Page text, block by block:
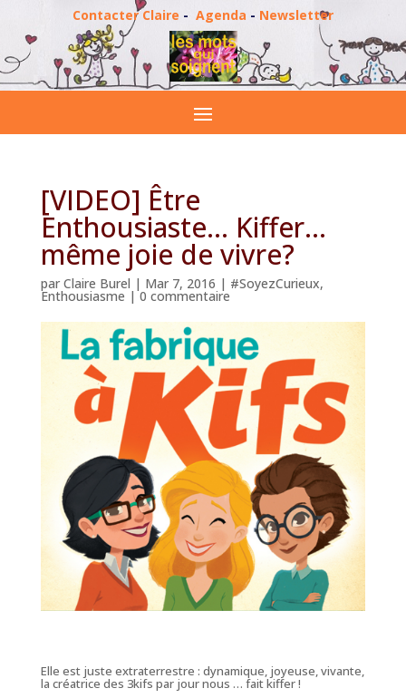
Contacter Claire - Agenda - Newsletter
[VIDEO] Être
Enthousiaste… Kiffer…
même joie de vivre?
par Claire Burel | Mar 7, 2016 | #SoyezCurieux,
Enthousiasme |0 commentaire
Elle est juste extraterrestre : dynamique, joyeuse, vivante,
la créatrice des 3kifs par jour nous … fait kiffer !